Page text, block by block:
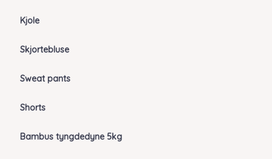
Kjole
Skjortebluse
Sweat pants
Shorts
Bambus tyngdedyne 5kg